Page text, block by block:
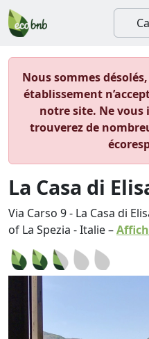
Nous sommes
établissement
notre site. Ne vous
trouverez de
La Casa di
Via Carso 9 - La Casa di
of La Spezia -Italie–